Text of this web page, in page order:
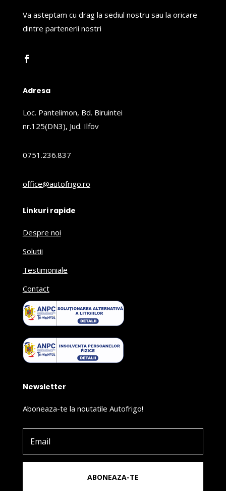
Va asteptam cu drag la sediul nostru sau la oricare
dintre partenerii nostri
Adresa
Loc. Pantelimon, Bd. Biruintei
nr.125(DN3), Jud. Ilfov
0751.236.837
office@autofrigo.ro
Linkuri rapide
Despre noi
Solutii
Testimoniale
Contact
Newsletter
Aboneaza-te la noutatile Autofrigo!
ABONEAZA-TE